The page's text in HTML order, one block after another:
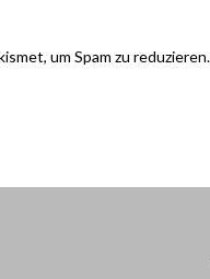
um Spam zu reduzieren.